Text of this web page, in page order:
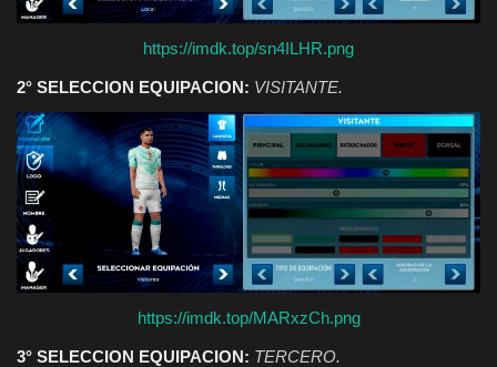
https://imdk.top/sn4ILHR.png
2° SELECCION EQUIPACION: VISITANTE.
https://imdk.top/MARxzCh.png
3° SELECCION EQUIPACION: TERCERO.